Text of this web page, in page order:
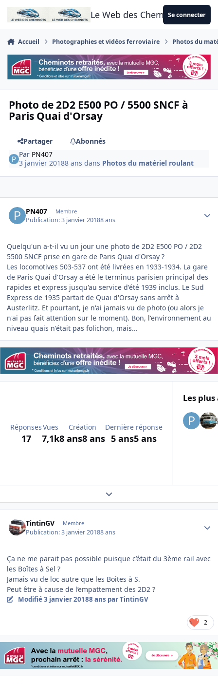
Aller au contenu
Le Web des CheminotsSe connecter
Accueil Photographies et vidéos ferroviaire Photos du
Photo de 2D2 E500 PO / 5500 SNCF à
Paris Quai d'Orsay
Partager
Abonnés
Par PN407
3 janvier 20188 ans dans Photos du matériel roulant
PN407 Membre
Publication:3 janvier 20188 ans
Quelqu'un a-t-il vu un jour une photo de 2D2 E500 PO / 2D2
5500 SNCF prise en gare de Paris Quai d'Orsay ?
Les locomotives 503-537 ont été livrées en 1933-1934. La gare
de Paris Quai d'Orsay a été le terminus parisien principal des
rapides et express jusqu'au service d'été 1939 inclus. Le Sud
Express de 1935 partait de Quai d'Orsay sans arrêt à
Austerlitz. Et pourtant, je n'ai jamais vu de photo (ou alors je
n'ai pas fait attention sur le moment). Bon, l'environnement au
niveau quais n'était pas folichon, mais...
Réponses
17
Vues
7,1k
Création
8 ans8 ans
Dernière réponse
5 ans5 ans
Les
Expand topic overview
TintinGV Membre
Publication:3 janvier 20188 ans
Ça ne me parait pas possible puisque c’était du 3ème rail avec
les Boîtes à Sel ?
Jamais vu de loc autre que les Boites à S.
Peut être à cause de l’empattement des 2D2 ?
Modifié3 janvier 20188 ans par TintinGV
2